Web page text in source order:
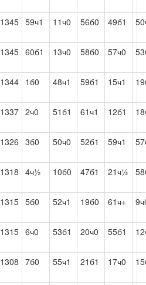
1345 59ч1 11ч0 56б0 49б1
1345 60б1 13ч0 58б0 57ч0
1344 1б0 48ч1 59б1 15ч1
1337 2ч0 51б1 61ч1 12б1
1326 3б0 50ч0 52б1 59ч1
1318 4ч½ 10б0 47б1 21ч½
1315 5б0 52ч1 19б0 61ч+
1315 6ч0 53б1 20ч0 55б1
1308 7б0 55ч1 21б1 17ч0